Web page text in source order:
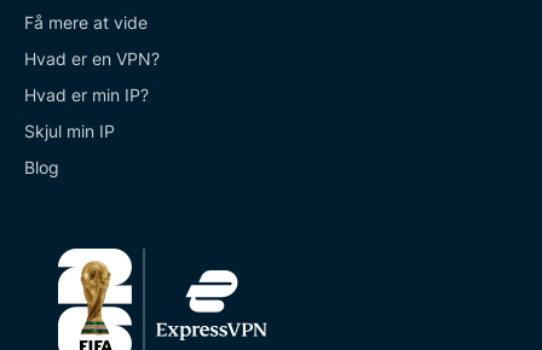
Få mere at vide
Hvad er en VPN?
Hvad er min IP?
Skjul min IP
Blog